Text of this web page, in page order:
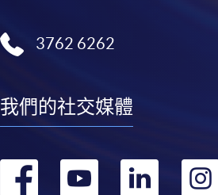
3762 6262
我們的社交媒體
轉 轉 轉